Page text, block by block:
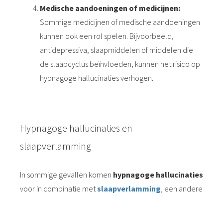
Medische aandoeningen of medicijnen:
Sommige medicijnen of medische aandoeningen
kunnen ook een rol spelen. Bijvoorbeeld,
antidepressiva, slaapmiddelen of middelen die
de slaapcyclus beïnvloeden, kunnen het risico op
hypnagoge hallucinaties verhogen.
Hypnagoge hallucinaties en
slaapverlamming
In sommige gevallen komen hypnagoge hallucinaties
voor in combinatie metslaapverlamming, een andere